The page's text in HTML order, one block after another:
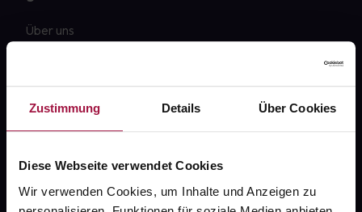
Zustimmung Details Über Cookies
Diese Webseite verwendet Cookies
Wir verwenden Cookies, um Inhalte und Anzeigen zu
Über uns
Newsletter